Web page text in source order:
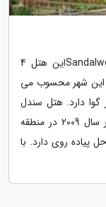
هتل سندل وود گوا Sandalwood Hotel and Retreatاین هتل 4
این شهر محسوب می
دارد. هتل سندل
وود گوا Sandalwood Hotel and Retreat در سال 2009 در منطقه
و تنها 6 دقیقه تا ساحل پیاده روی دارد. با